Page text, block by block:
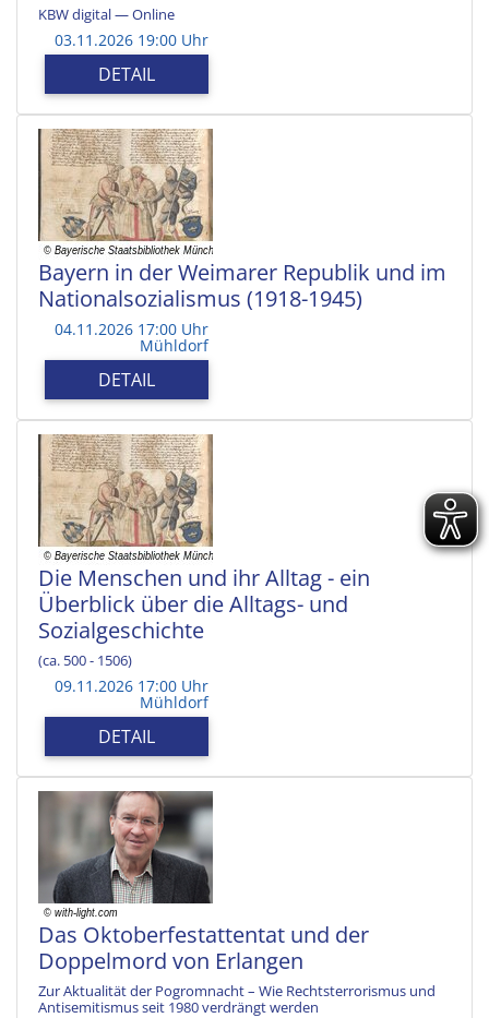
KBW digital — Online
03.11.2026 19:00 Uhr
DETAIL
Bayern in der Weimarer Republik und im
Nationalsozialismus (1918-1945)
04.11.2026 17:00 Uhr
Mühldorf
DETAIL
Die Menschen und ihr Alltag - ein
Überblick über die Alltags- und
Sozialgeschichte
(ca. 500 - 1506)
09.11.2026 17:00 Uhr
Mühldorf
DETAIL
Das Oktoberfestattentat und der
Doppelmord von Erlangen
Zur Aktualität der Pogromnacht – Wie Rechtsterrorismus und
Antisemitismus seit 1980 verdrängt werden